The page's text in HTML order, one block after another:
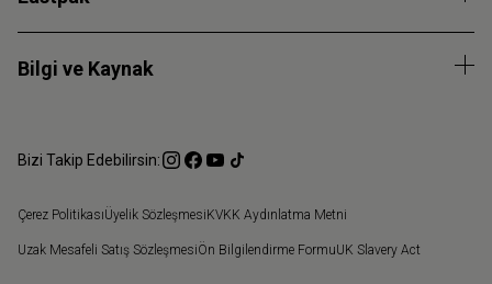
Bilgi ve Kaynak
Bizi Takip Edebilirsin:
Çerez PolitikasıÜyelik SözleşmesiKVKK Aydınlatma Metni
Uzak Mesafeli Satış SözleşmesiÖn Bilgilendirme FormuUK Slavery Act